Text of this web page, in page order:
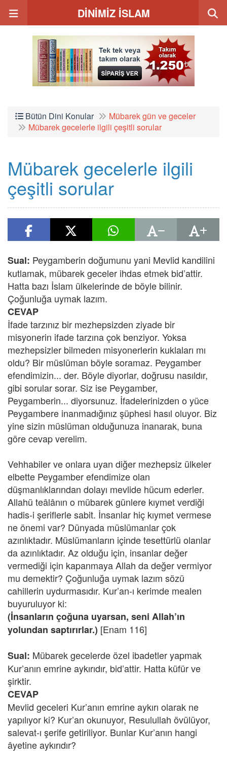
DİNİMİZ İSLAM
Bütün Dini Konular
Mübarek gün ve geceler
Mübarek gecelerle ilgili çeşitli sorular
Mübarek gecelerle ilgili
çeşitli sorular
Sual: Peygamberin doğumunu yani Mevlid kandilini
kutlamak, mübarek geceler ihdas etmek bid’attir.
Hatta bazı İslam ülkelerinde de böyle bilinir.
Çoğunluğa uymak lazım.
CEVAP
İfade tarzınız bir mezhepsizden ziyade bir
misyonerin ifade tarzına çok benziyor. Yoksa
mezhepsizler bilmeden misyonerlerin kuklaları mı
oldu? Bir müslüman böyle soramaz. Peygamber
efendimizin... der. Böyle diyorlar, doğrusu nasıldır,
gibi sorular sorar. Siz ise Peygamber,
Peygamberin... diyorsunuz. İfadelerinizden o yüce
Peygambere inanmadığınız şüphesi hasıl oluyor. Biz
yine sizin müslüman olduğunuza inanarak, buna
göre cevap verelim.
Vehhabiler ve onlara uyan diğer mezhepsiz ülkeler
elbette Peygamber efendimize olan
düşmanlıklarından dolayı mevlide hücum ederler.
Allahü teâlânın o mübarek günlere kıymet verdiği
hadis-i şeriflerle sabit. İnsanlar hiç kıymet vermese
ne önemi var? Dünyada müslümanlar çok
azınlıktadır. Müslümanların içinde tesettürlü olanlar
da azınlıktadır. Az olduğu için, insanlar değer
vermediği için kapanmaya Allah da değer vermiyor
mu demektir? Çoğunluğa uymak lazım sözü
cahillerin uydurmasıdır. Kur’an-ı kerimde mealen
buyuruluyor ki:
(İnsanların çoğuna uyarsan, seni Allah’ın
yolundan saptırırlar.) [Enam 116]
Sual: Mübarek gecelerde özel ibadetler yapmak
Kur’anın emrine aykırıdır, bid’attir. Hatta küfür ve
şirktir.
CEVAP
Mevlid geceleri Kur’anın emrine aykırı olarak ne
yapılıyor ki? Kur’an okunuyor, Resulullah övülüyor,
salevat-ı şerife getiriliyor. Bunlar Kur’anın hangi
âyetine aykırıdır?